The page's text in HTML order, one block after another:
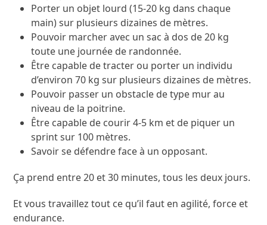
Porter un objet lourd (15-20 kg dans chaque
main) sur plusieurs dizaines de mètres.
Pouvoir marcher avec un sac à dos de 20 kg
toute une journée de randonnée.
Être capable de tracter ou porter un individu
d’environ 70 kg sur plusieurs dizaines de mètres.
Pouvoir passer un obstacle de type mur au
niveau de la poitrine.
Être capable de courir 4-5 km et de piquer un
sprint sur 100 mètres.
Savoir se défendre face à un opposant.
Ça prend entre 20 et 30 minutes, tous les deux jours.
Et vous travaillez tout ce qu’il faut en agilité, force et
endurance.